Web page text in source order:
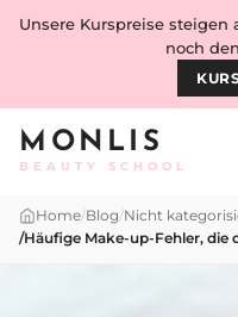
Skip to content
MONLIS
BEAUTY SCHOOL
Unsere Kurspreise steigen
noch
Home/Blog/Nicht
/Häufige Make-up-Fehler, die